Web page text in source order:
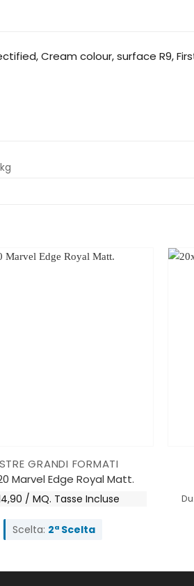
Cream colour, surface R9,
GRANDI FORMATI
Marvel Edge Royal Matt.
/ MQ. Tasse Incluse
Scelta: 2ª Scelta